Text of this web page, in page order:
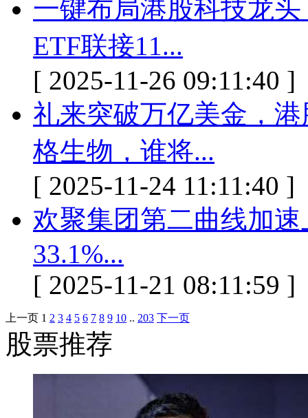
一键布局港股科技龙
ETF联接11...
[ 2025-11-26 09:11:40 ]
礼来突破万亿美金，港
格生物，谁将...
[ 2025-11-24 11:11:40 ]
欢聚集团第二曲线加
33.1%...
[ 2025-11-21 08:11:59 ]
上一页 1 2 3 4 5 6 7 8 9 10 .. 203 下一页
股票推荐